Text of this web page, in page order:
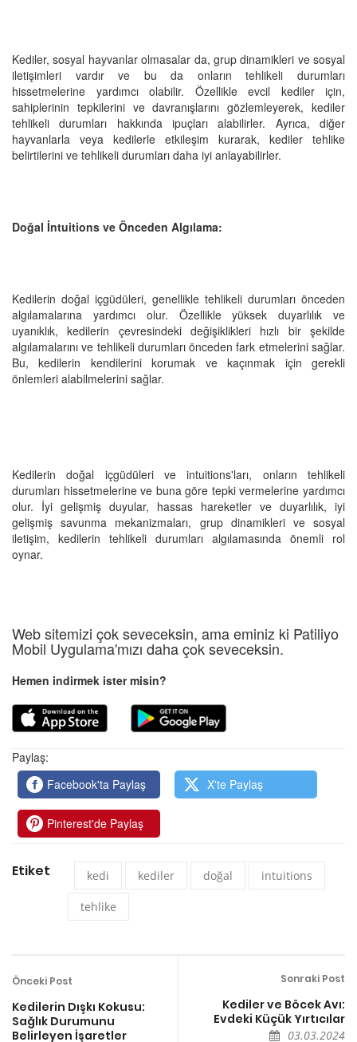
Kediler, sosyal hayvanlar olmasalar da, grup dinamikleri ve sosyal
iletişimleri vardır ve bu da onların tehlikeli durumları
hissetmelerine yardımcı olabilir. Özellikle evcil kediler için,
sahiplerinin tepkilerini ve davranışlarını gözlemleyerek, kediler
tehlikeli durumları hakkında ipuçları alabilirler. Ayrıca, diğer
hayvanlarla veya kedilerle etkileşim kurarak, kediler tehlike
belirtilerini ve tehlikeli durumları daha iyi anlayabilirler.
Doğal İntuitions ve Önceden Algılama:
Kedilerin doğal içgüdüleri, genellikle tehlikeli durumları önceden
algılamalarına yardımcı olur. Özellikle yüksek duyarlılık ve
uyanıklık, kedilerin çevresindeki değişiklikleri hızlı bir şekilde
algılamalarını ve tehlikeli durumları önceden fark etmelerini sağlar.
Bu, kedilerin kendilerini korumak ve kaçınmak için gerekli
önlemleri alabilmelerini sağlar.
Kedilerin doğal içgüdüleri ve intuitions'ları, onların tehlikeli
durumları hissetmelerine ve buna göre tepki vermelerine yardımcı
olur. İyi gelişmiş duyular, hassas hareketler ve duyarlılık, iyi
gelişmiş savunma mekanizmaları, grup dinamikleri ve sosyal
iletişim, kedilerin tehlikeli durumları algılamasında önemli rol
oynar.
Web sitemizi çok seveceksin, ama eminiz ki Patiliyo
Mobil Uygulama'mızı daha çok seveceksin.
Hemen indirmek ister misin?
Paylaş:
Facebook'ta Paylaş
X'te Paylaş
Pinterest'de Paylaş
Etiket kedi kediler doğal intuitions
tehlike
Önceki Post
Kedilerin Dışkı Kokusu:
Sağlık Durumunu
Belirleyen İşaretler
Sonraki Post
Kediler ve Böcek Avı:
Evdeki Küçük Yırtıcılar
03.03.2024